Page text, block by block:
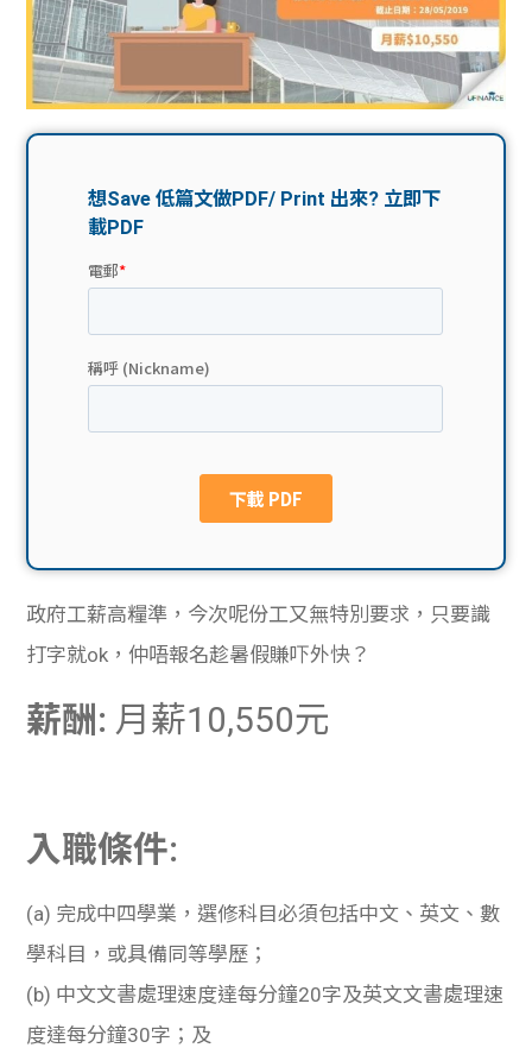
計算
機
分享
費貸
款
計數
機
計數
大專
生筍
搵工
Exc
Gui
de
Gui
問題
學生
nce
我們
政府工薪高糧準，今次呢份工又無特別要求，只要識
打字就ok，仲唔報名趁暑假賺吓外快？
薪酬: 月薪10,550元
入職條件:
(a) 完成中四學業，選修科目必須包括中文、英文、數
學科目，或具備同等學歷；
(b) 中文文書處理速度達每分鐘20字及英文文書處理速
度達每分鐘30字；及